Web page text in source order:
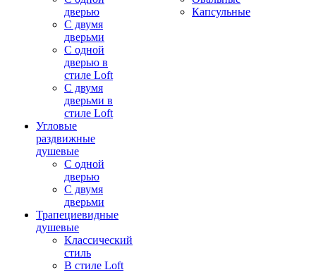
дверью
С двумя
дверьми
С одной
дверью в
стиле Loft
С двумя
дверьми в
стиле Loft
Угловые
раздвижные
душевые
С одной
дверью
С двумя
дверьми
Трапециевидные
душевые
Классический
стиль
В стиле Loft
Капсульные